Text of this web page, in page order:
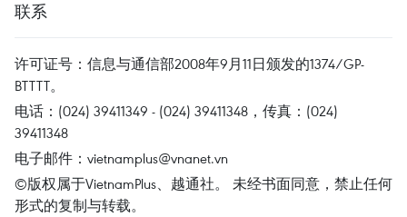
联系
许可证号：信息与通信部2008年9月11日颁发的1374/GP-
BTTTT。
电话：(024) 39411349 - (024) 39411348，传真：(024)
39411348
电子邮件： vietnamplus@vnanet.vn
©版权属于VietnamPlus、越通社。 未经书面同意，禁止任何
形式的复制与转载。